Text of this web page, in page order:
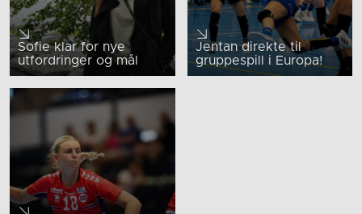
Sofie klar for nye
utfordringer og mål
Jentan direkte til
gruppespill i Europa!